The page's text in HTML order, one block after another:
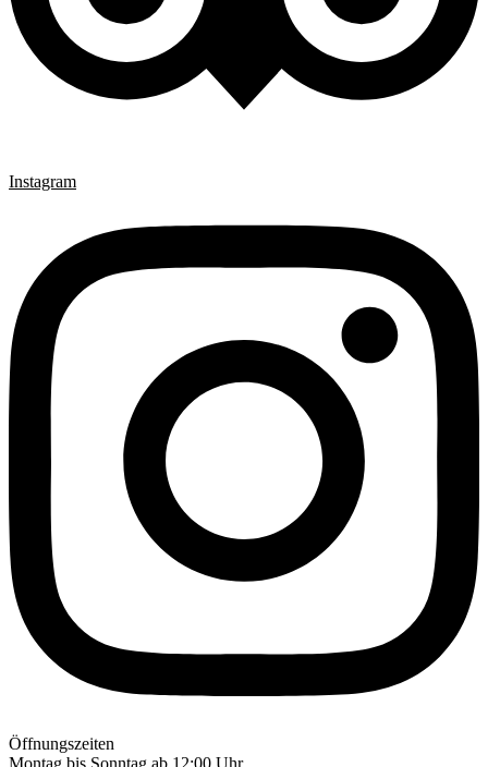
Instagram
Öffnungszeiten
Montag bis Sonntag ab 12:00 Uhr